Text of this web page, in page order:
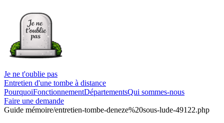
Je ne t'oublie pas
Entretien d'une tombe à distance
PourquoiFonctionnementDépartementsQui sommes-nous
Faire une demande
Guide mémoire/entretien-tombe-deneze%20sous-lude-49122.php